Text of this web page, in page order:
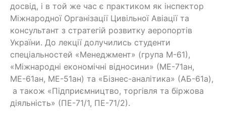
досвід, і в той же час є практиком як інспектор
Міжнародної Організації Цивільної Авіації та
консультант з стратегій розвитку аеропортів
України. До лекції долучились студенти
спеціальностей «Менеджмент» (група М-61),
«Міжнародні економічні відносини» (МЕ-71ан,
МЕ-61ан, МЕ-51ан) та «Бізнес-аналітика» (АБ-61а),
а також «Підприємництво, торгівля та біржова
діяльність» (ПЕ-71/1, ПЕ-71/2).